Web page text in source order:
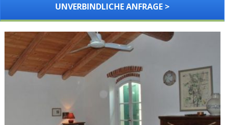
UNVERBINDLICHE ANFRAGE >